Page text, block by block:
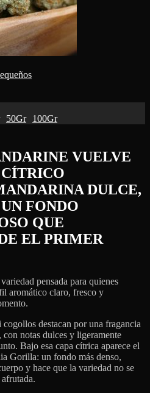
50Gr 100Gr
VUELVE
DULCE,
FONDO
QUE
EL PRIMER
pensada para quienes
aromático claro, fresco y
destacan por una fragancia
, con notas dulces y ligeramente
Bajo esa capa cítrica aparece el
Gorilla: un fondo más denso,
y hace que la variedad no se